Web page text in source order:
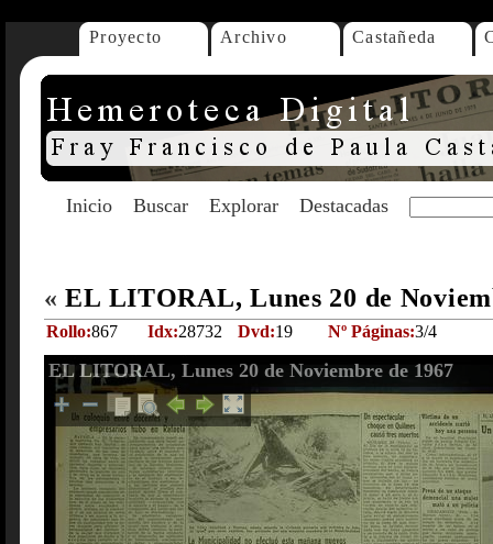
Proyecto Archivo Castañeda
Inicio Buscar Explorar Destacadas
« EL LITORAL, Lunes 20 de
Rollo:867 Idx:28732 Dvd:19 Nº Páginas:3/4
EL LITORAL, Lunes 20 de Noviembre de 1967